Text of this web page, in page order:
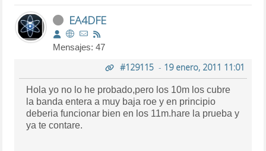
EA4DFE
Mensajes: 47
#129115- 19 enero, 2011 11:01
Hola yo no lo he probado,pero los 10m los cubre
la banda entera a muy baja roe y en principio
deberia funcionar bien en los 11m.hare la prueba y
ya te contare.